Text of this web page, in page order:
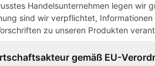
Handelsunternehmen legen wir
sind wir verpflichtet,
zu unseren Produkten
gemäß EU-